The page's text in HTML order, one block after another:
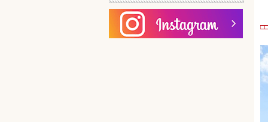
ゲストルームあります!
宅配ボックスあります!
共用部分ミドリ充実!
オーナー様ログイン
賃貸物件一覧